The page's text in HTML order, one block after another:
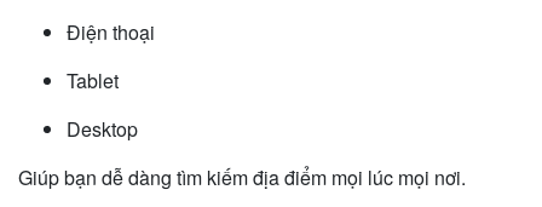
Điện thoại
Tablet
Desktop
Giúp bạn dễ dàng tìm kiếm địa điểm mọi lúc mọi nơi.